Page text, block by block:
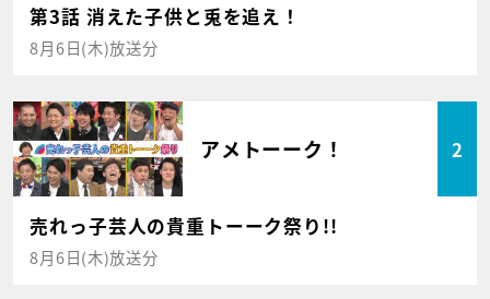
第3話 消えた子供と兎を追え！
8月6日(木)放送分
アメトーーク！ 2
売れっ子芸人の貴重トーーク祭り!!
8月6日(木)放送分